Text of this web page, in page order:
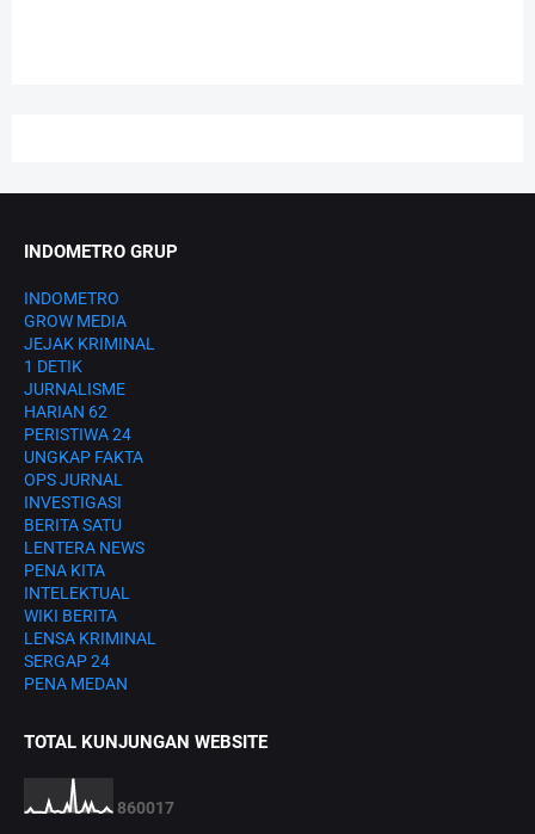
INDOMETRO GRUP
INDOMETRO
GROW MEDIA
JEJAK KRIMINAL
1 DETIK
JURNALISME
HARIAN 62
PERISTIWA 24
UNGKAP FAKTA
OPS JURNAL
INVESTIGASI
BERITA SATU
LENTERA NEWS
PENA KITA
INTELEKTUAL
WIKI BERITA
LENSA KRIMINAL
SERGAP 24
PENA MEDAN
TOTAL KUNJUNGAN WEBSITE
860017